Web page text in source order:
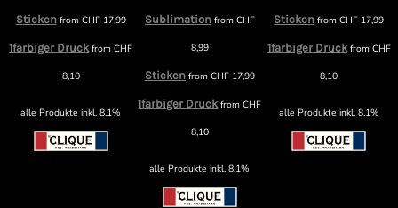
Stickenfrom CHF17,99
1farbiger DruckfromCHF
8,10
alle Produkte inkl. 8.1%
Sublimationfrom CHF
8,99
Stickenfrom CHF17,99
1farbiger DruckfromCHF
8,10
alle Produkte inkl. 8.1%
Sticken fromCHF 17,99
1farbiger Druckfrom CHF
8,10
alle Produkte inkl. 8.1%